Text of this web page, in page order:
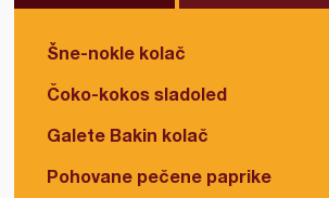
Šne-nokle kolač
Čoko-kokos sladoled
Galete Bakin kolač
Pohovane pečene paprike